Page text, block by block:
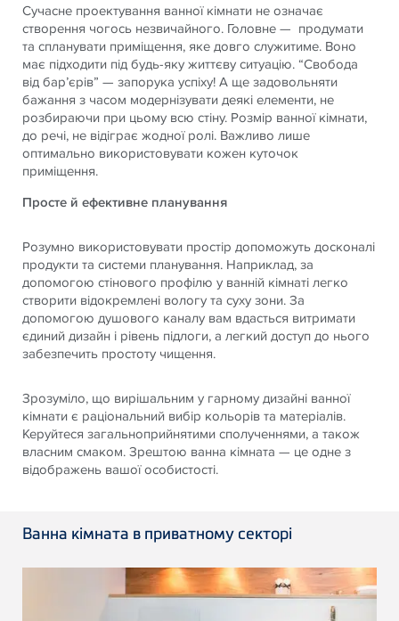
Сучасне проектування ванної кімнати не означає
створення чогось незвичайного. Головне — продумати
та спланувати приміщення, яке довго служитиме. Воно
має підходити під будь-яку життєву ситуацію. “Свобода
від бар’єрів” — запорука успіху! А ще задовольняти
бажання з часом модернізувати деякі елементи, не
розбираючи при цьому всю стіну. Розмір ванної кімнати,
до речі, не відіграє жодної ролі. Важливо лише
оптимально використовувати кожен куточок
приміщення.
Просте й ефективне планування
Розумно використовувати простір допоможуть досконалі
продукти та системи планування. Наприклад, за
допомогою стінового профілю у ванній кімнаті легко
створити відокремлені вологу та суху зони. За
допомогою душового каналу вам вдасться витримати
єдиний дизайн і рівень підлоги, а легкий доступ до нього
забезпечить простоту чищення.
Зрозуміло, що вирішальним у гарному дизайні ванної
кімнати є раціональний вибір кольорів та матеріалів.
Керуйтеся загальноприйнятими сполученнями, а також
власним смаком. Зрештою ванна кімната — це одне з
відображень вашої особистості.
Ванна кімната в приватному секторі